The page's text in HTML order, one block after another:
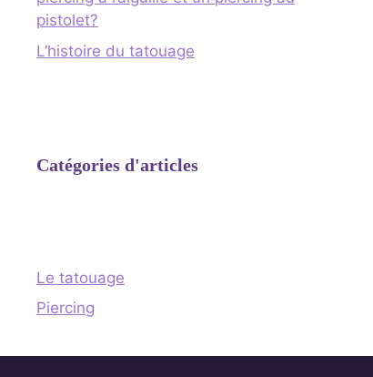
pistolet?
L’histoire du tatouage
Catégories d'articles
Le tatouage
Piercing